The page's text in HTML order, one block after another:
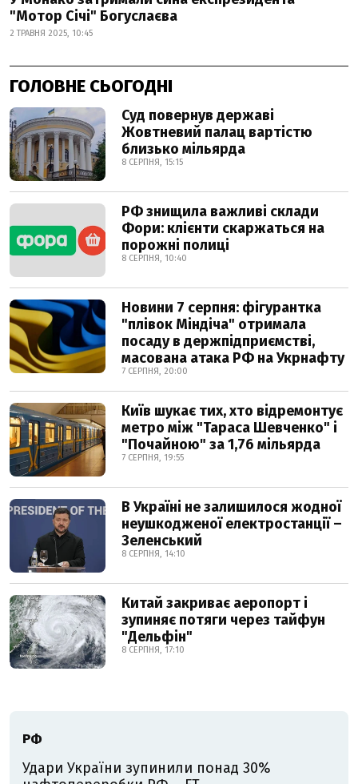
"Мотор Січі" Богуслаєва
2 ТРАВНЯ 2025, 10:45
ГОЛОВНЕ СЬОГОДНІ
Суд повернув державі
Жовтневий палац вартістю
близько мільярда
8 СЕРПНЯ, 15:15
РФ знищила важливі склади
Фори: клієнти скаржаться на
порожні полиці
8 СЕРПНЯ, 10:40
Новини 7 серпня: фігурантка
"плівок Міндіча" отримала
посаду в держпідприємстві,
масована атака РФ на Укрнафту
7 СЕРПНЯ, 20:00
Київ шукає тих, хто відремонтує
метро між "Тараса Шевченко" і
"Почайною" за 1,76 мільярда
7 СЕРПНЯ, 19:55
В Україні не залишилося жодної
неушкодженої електростанції –
Зеленський
8 СЕРПНЯ, 14:10
Китай закриває аеропорт і
зупиняє потяги через тайфун
"Дельфін"
8 СЕРПНЯ, 17:10
РФ
Удари України зупинили понад 30%